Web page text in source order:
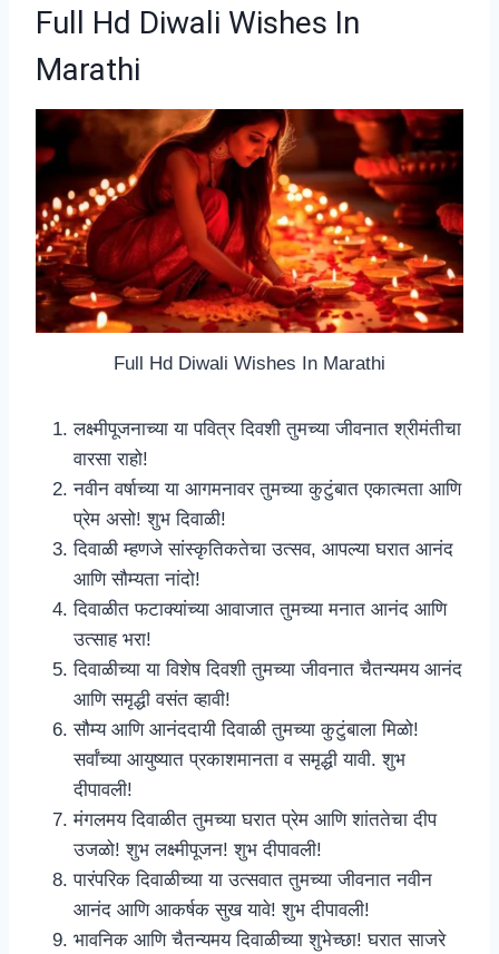
Full Hd Diwali Wishes In
Marathi
Full Hd Diwali Wishes In Marathi
लक्ष्मीपूजनाच्या या पवित्र दिवशी तुमच्या जीवनात श्रीमंतीचा
वारसा राहो!
नवीन वर्षाच्या या आगमनावर तुमच्या कुटुंबात एकात्मता आणि
प्रेम असो! शुभ दिवाळी!
दिवाळी म्हणजे सांस्कृतिकतेचा उत्सव, आपल्या घरात आनंद
आणि सौम्यता नांदो!
दिवाळीत फटाक्यांच्या आवाजात तुमच्या मनात आनंद आणि
उत्साह भरा!
दिवाळीच्या या विशेष दिवशी तुमच्या जीवनात चैतन्यमय आनंद
आणि समृद्धी वसंत व्हावी!
सौम्य आणि आनंददायी दिवाळी तुमच्या कुटुंबाला मिळो!
सर्वांच्या आयुष्यात प्रकाशमानता व समृद्धी यावी. शुभ
दीपावली!
मंगलमय दिवाळीत तुमच्या घरात प्रेम आणि शांततेचा दीप
उजळो! शुभ लक्ष्मीपूजन! शुभ दीपावली!
पारंपरिक दिवाळीच्या या उत्सवात तुमच्या जीवनात नवीन
आनंद आणि आकर्षक सुख यावे! शुभ दीपावली!
भावनिक आणि चैतन्यमय दिवाळीच्या शुभेच्छा! घरात साजरे